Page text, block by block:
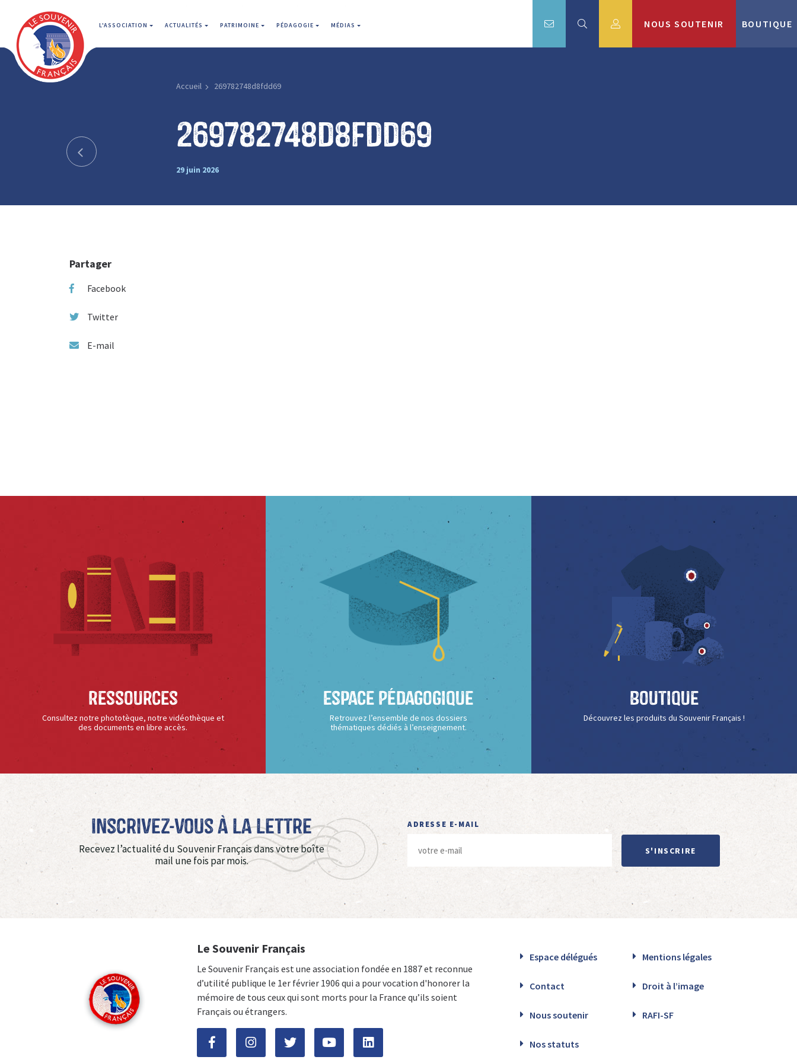
L'ASSOCIATION ACTUALITÉS PATRIMOINE PÉDAGOGIE MÉDIAS NOUS SOUTENIR BOUTIQUE
Accueil 269782748d8fdd69
269782748d8fdd69
29 juin 2026
Partager
Facebook
Twitter
E-mail
Ressources
Consultez notre phototèque, notre vidéothèque et
des documents en libre accès.
Espace Pédagogique
Retrouvez l’ensemble de nos dossiers
thématiques dédiés à l’enseignement.
Boutique
Découvrez les produits du Souvenir Français !
Inscrivez-vous à La Lettre
Recevez l’actualité du Souvenir Français dans votre boîte
mail une fois par mois.
ADRESSE E-MAIL
S'INSCRIRE
Le Souvenir Français
Le Souvenir Français est une association fondée en 1887 et reconnue
d’utilité publique le 1er février 1906 qui a pour vocation d'honorer la
mémoire de tous ceux qui sont morts pour la France qu’ils soient
Français ou étrangers.
Espace délégués Mentions légales
Contact Droit à l’image
Nous soutenir RAFI-SF
Nos statuts